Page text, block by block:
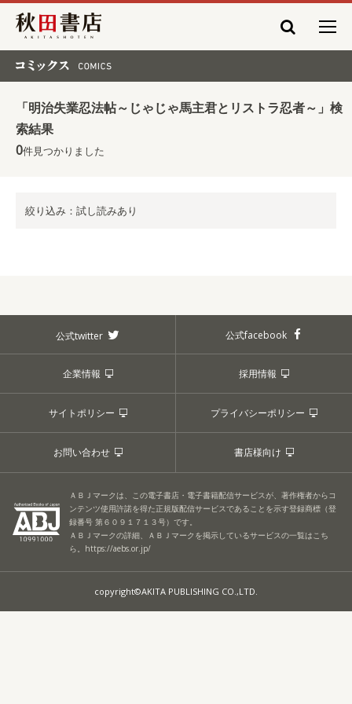
秋田書店
「明治失業忍法帖～じゃじゃ馬主君とリストラ忍者～」検
索結果
0件見つかりました
絞り込み：試し読みあり
公式twitter 公式facebook
企業情報 採用情報
サイトポリシー プライバシーポリシー
お問い合わせ 書店様向け
ＡＢＪマークは、この電子書店・電子書籍配信サービスが、著作権者からコ
ンテンツ使用許諾を得た正規版配信サービスであることを示す登録商標（登
録番号 第６０９１７１３号）です。
ＡＢＪマークの詳細、ＡＢＪマークを掲示しているサービスの一覧はこち
ら。 https://aebs.or.jp/
copyright©AKITA PUBLISHING CO.,LTD.